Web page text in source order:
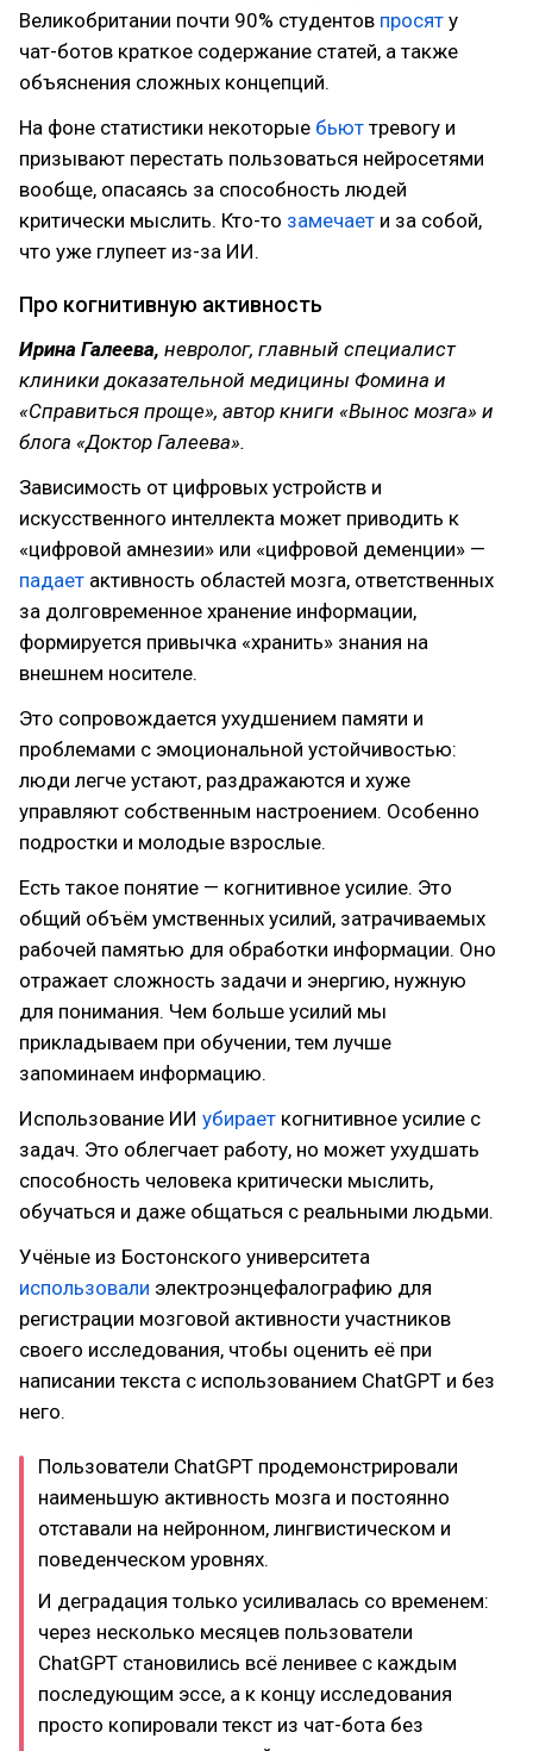
Великобритании почти 90% студентов просят у
чат-ботов краткое содержание статей, а также
объяснения сложных концепций.
На фоне статистики некоторые бьют тревогу и
призывают перестать пользоваться нейросетями
вообще, опасаясь за способность людей
критически мыслить. Кто-то замечает и за собой,
что уже глупеет из-за ИИ.
Про когнитивную активность
Ирина Галеева, невролог, главный специалист
клиники доказательной медицины Фомина и
«Справиться проще», автор книги «Вынос мозга» и
блога «Доктор Галеева».
Зависимость от цифровых устройств и
искусственного интеллекта может приводить к
«цифровой амнезии» или «цифровой деменции» —
падает активность областей мозга, ответственных
за долговременное хранение информации,
формируется привычка «хранить» знания на
внешнем носителе.
Это сопровождается ухудшением памяти и
проблемами с эмоциональной устойчивостью:
люди легче устают, раздражаются и хуже
управляют собственным настроением. Особенно
подростки и молодые взрослые.
Есть такое понятие — когнитивное усилие. Это
общий объём умственных усилий, затрачиваемых
рабочей памятью для обработки информации. Оно
отражает сложность задачи и энергию, нужную
для понимания. Чем больше усилий мы
прикладываем при обучении, тем лучше
запоминаем информацию.
Использование ИИ убирает когнитивное усилие с
задач. Это облегчает работу, но может ухудшать
способность человека критически мыслить,
обучаться и даже общаться с реальными людьми.
Учёные из Бостонского университета
использовали электроэнцефалографию для
регистрации мозговой активности участников
своего исследования, чтобы оценить её при
написании текста с использованием ChatGPT и без
него.
Пользователи ChatGPT продемонстрировали
наименьшую активность мозга и постоянно
отставали на нейронном, лингвистическом и
поведенческом уровнях.
И деградация только усиливалась со временем:
через несколько месяцев пользователи
ChatGPT становились всё ленивее с каждым
последующим эссе, а к концу исследования
просто копировали текст из чат-бота без